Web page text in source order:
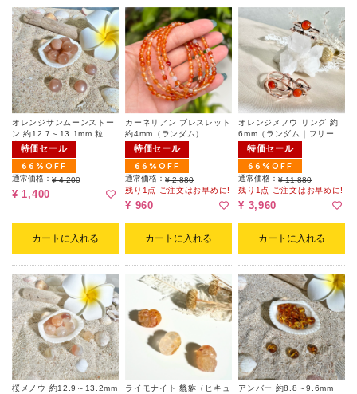
オレンジサンムーンストー
ン 約12.7～13.1mm 粒販
売（ランダム）
特価セール
66%OFF
通常価格： ¥ 4,200
¥ 1,400
カートに入れる
カーネリアン ブレスレット
約4mm（ランダム）
特価セール
66%OFF
通常価格：¥ 2,880
残り1点 ご注文はお早めに!
¥ 960
カートに入れる
オレンジメノウ リング 約
6mm（ランダム｜フリーサ
イズ）
特価セール
66%OFF
通常価格：¥ 11,880
残り1点 ご注文はお早めに!
¥ 3,960
カートに入れる
桜メノウ 約12.9～13.2mm
ライモナイト 貔貅（ヒキュ
アンバー 約8.8～9.6mm